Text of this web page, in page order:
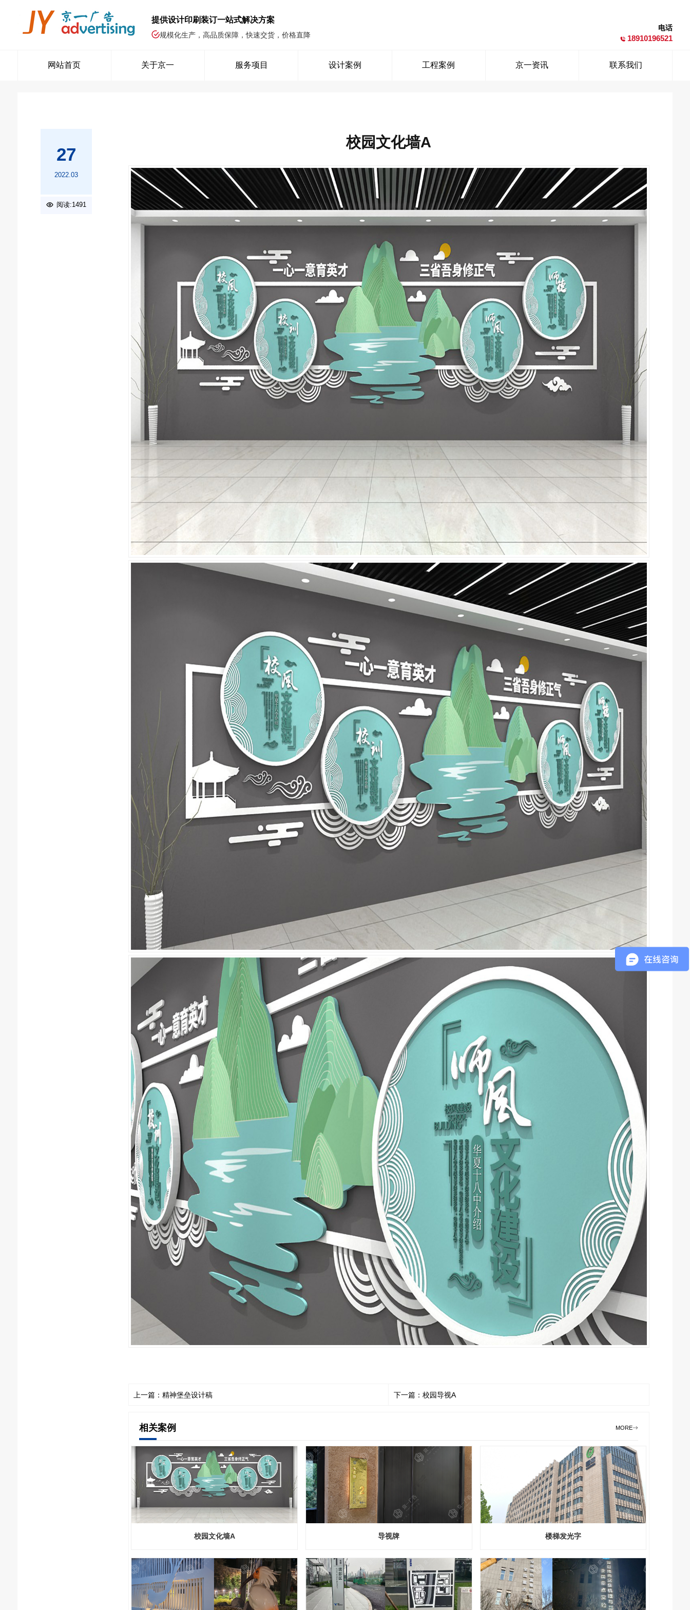
提供设计印刷装订一站式解决方案
规模化生产，高品质保障，快速交货，价格直降
电话
18910196521
网站首页 关于京一 服务项目 设计案例 工程案例 京一资讯 联系我们
27
2022.03
阅读:1491
校园文化墙A
上一篇：精神堡垒设计稿 下一篇：校园导视A
相关案例 MORE
校园文化墙A 导视牌 楼梯发光字